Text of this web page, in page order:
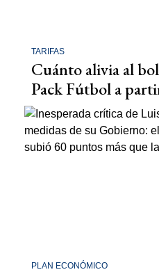
TARIFAS
Cuánto alivia al
Pack Fútbol a
PLAN ECONÓMICO